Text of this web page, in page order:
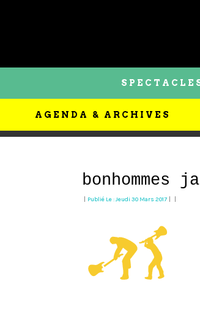
AGENDA & ARCHIVES
bonhommes
Publié Le : Jeudi 30 Mars 2017